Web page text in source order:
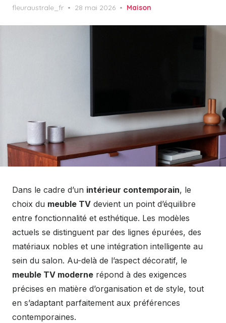
fleuraustrale_fr
Posted
28 mai 2026 Maison
Dans le cadre d’un intérieur contemporain, le
choix du meuble TV devient un point d’équilibre
entre fonctionnalité et esthétique. Les modèles
actuels se distinguent par des lignes épurées, des
matériaux nobles et une intégration intelligente au
sein du salon. Au-delà de l’aspect décoratif, le
meuble TV moderne répond à des exigences
précises en matière d’organisation et de style, tout
en s’adaptant parfaitement aux préférences
contemporaines.